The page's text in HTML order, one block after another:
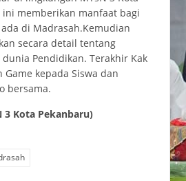
ini memberikan manfaat bagi
di Madrasah.Kemudian
secara detail tentang
Pendidikan. Terakhir Kak
kepada Siswa dan
bersama.
3 Kota Pekanbaru)